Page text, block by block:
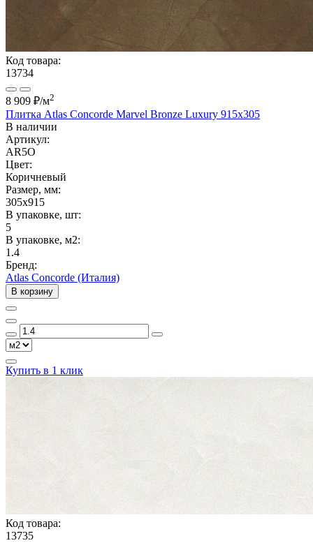
Код товара:
13734
8 909 ₽/м2
Плитка Atlas Concorde Marvel Bronze Luxury 915x305
В наличии
Артикул:
AR5O
Цвет:
Коричневый
Размер, мм:
305x915
В упаковке, шт:
5
В упаковке, м2:
1.4
Бренд:
Atlas Concorde (Италия)
В корзину
Купить в 1 клик
Код товара:
13735